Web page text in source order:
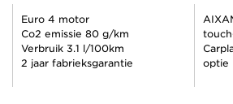
Euro 4 motor
Co2 emissie 80 g/km
Verbruik 3.1 l/100km
2 jaar fabrieksgarantie
optie